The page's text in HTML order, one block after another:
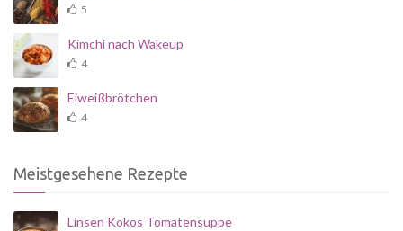
5
Kimchi nach Wakeup
4
Eiweißbrötchen
4
Meistgesehene Rezepte
Linsen Kokos Tomatensuppe